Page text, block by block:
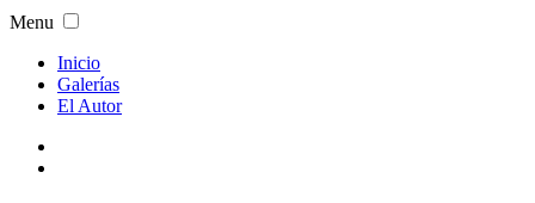
Menu
Inicio
Galerías
El Autor